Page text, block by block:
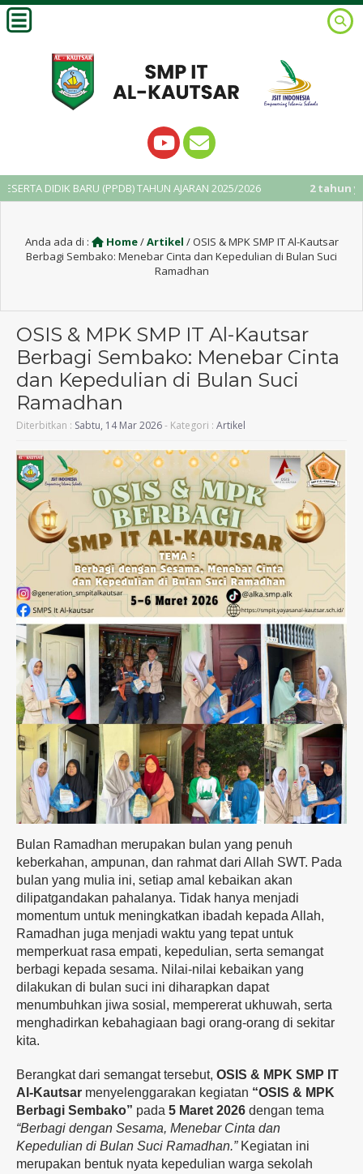
BARU (PPDB) TAHUN AJARAN 2025/2026 2 tahun yang lalu/
Anda ada di : Home/Artikel / OSIS & MPK SMP IT Al-Kautsar
Berbagi Sembako: Menebar Cinta dan Kepedulian di Bulan Suci
Ramadhan
OSIS & MPK SMP IT Al-Kautsar
Berbagi Sembako: Menebar Cinta
dan Kepedulian di Bulan Suci
Ramadhan
Diterbitkan : Sabtu, 14 Mar 2026- Kategori : Artikel
Bulan Ramadhan merupakan bulan yang penuh
keberkahan, ampunan, dan rahmat dari Allah SWT. Pada
bulan yang mulia ini, setiap amal kebaikan akan
dilipatgandakan pahalanya. Tidak hanya menjadi
momentum untuk meningkatkan ibadah kepada Allah,
Ramadhan juga menjadi waktu yang tepat untuk
memperkuat rasa empati, kepedulian, serta semangat
berbagi kepada sesama. Nilai-nilai kebaikan yang
dilakukan di bulan suci ini diharapkan dapat
menumbuhkan jiwa sosial, mempererat ukhuwah, serta
menghadirkan kebahagiaan bagi orang-orang di sekitar
kita.
Berangkat dari semangat tersebut, OSIS & MPK SMP IT
Al-Kautsar menyelenggarakan kegiatan “OSIS & MPK
Berbagi Sembako” pada 5 Maret 2026 dengan tema
“Berbagi dengan Sesama, Menebar Cinta dan
Kepedulian di Bulan Suci Ramadhan.”Kegiatan ini
merupakan bentuk nyata kepedulian warga sekolah